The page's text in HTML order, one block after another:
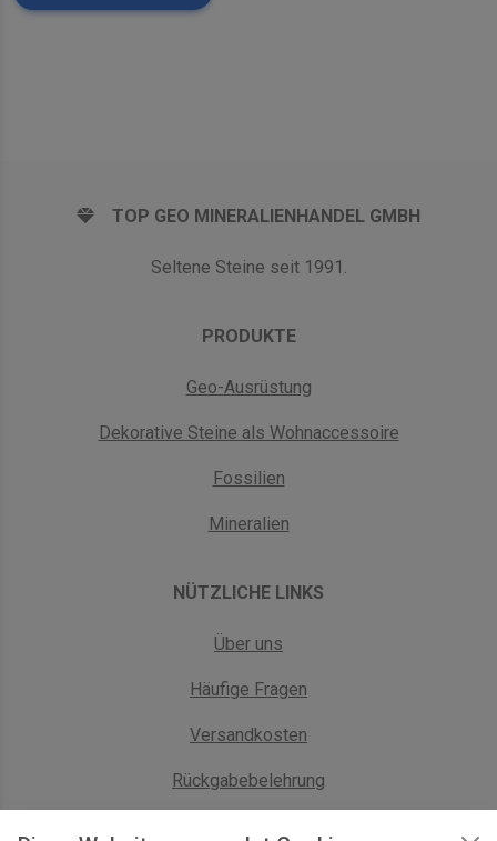
TOP GEO MINERALIENHANDEL GMBH
Seltene Steine seit 1991.
PRODUKTE
Geo-Ausrüstung
Dekorative Steine als Wohnaccessoire
Fossilien
Mineralien
NÜTZLICHE LINKS
Über uns
Häufige Fragen
Versandkosten
Rückgabebelehrung